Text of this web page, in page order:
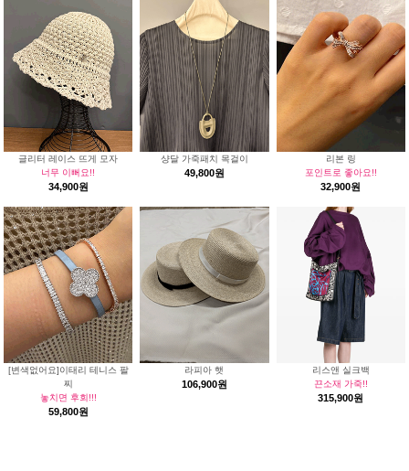
글리터 레이스 뜨게 모자
너무 이뻐요!!
34,900원
샹달 가죽패치 목걸이
49,800원
리본 링
포인트로 좋아요!!
32,900원
[변색없어요]이태리 테니스 팔
찌
놓치면 후회!!!
59,800원
라피아 햇
106,900원
리스앤 실크백
끈소재 가죽!!
315,900원